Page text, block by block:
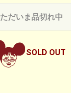
ただいま品切れ中
SOLD OUT